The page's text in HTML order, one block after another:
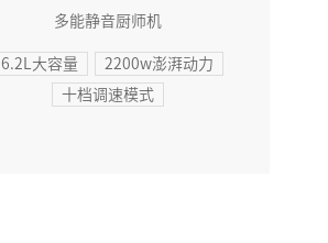
多能静音厨师机
6.2L大容量
2200w澎湃动力
十档调速模式